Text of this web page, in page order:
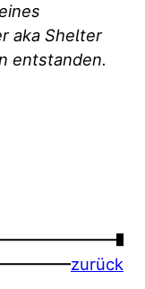
aka Shelter
entstanden.
→
zurück